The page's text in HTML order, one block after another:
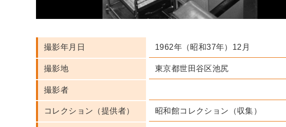
撮影年月日 1962年（昭和37年）12月
撮影地 東京都世田谷区池尻
撮影者
コレクション（提供者） 昭和館コレクション（収集）